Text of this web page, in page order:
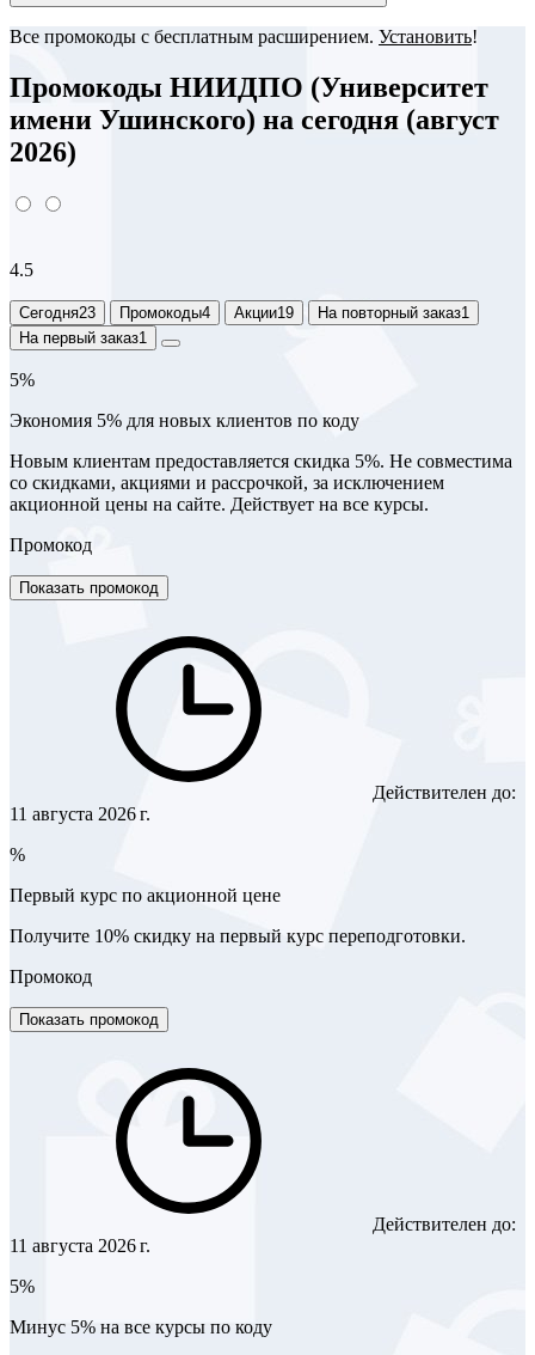
Все промокоды с бесплатным расширением. Установить!
Промокоды НИИДПО (Университет
имени Ушинского) на сегодня (август
2026)
4.5
Сегодня23 Промокоды4 Акции19 На повторный заказ1
На первый заказ1
5%
Экономия 5% для новых клиентов по коду
Новым клиентам предоставляется скидка 5%. Не совместима
со скидками, акциями и рассрочкой, за исключением
акционной цены на сайте. Действует на все курсы.
Промокод
Показать промокод
Действителен до:
11 августа 2026 г.
%
Первый курс по акционной цене
Получите 10% скидку на первый курс переподготовки.
Промокод
Показать промокод
Действителен до:
11 августа 2026 г.
5%
Минус 5% на все курсы по коду